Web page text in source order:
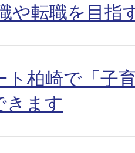
や転職を目指
ト柏崎で「子
きます